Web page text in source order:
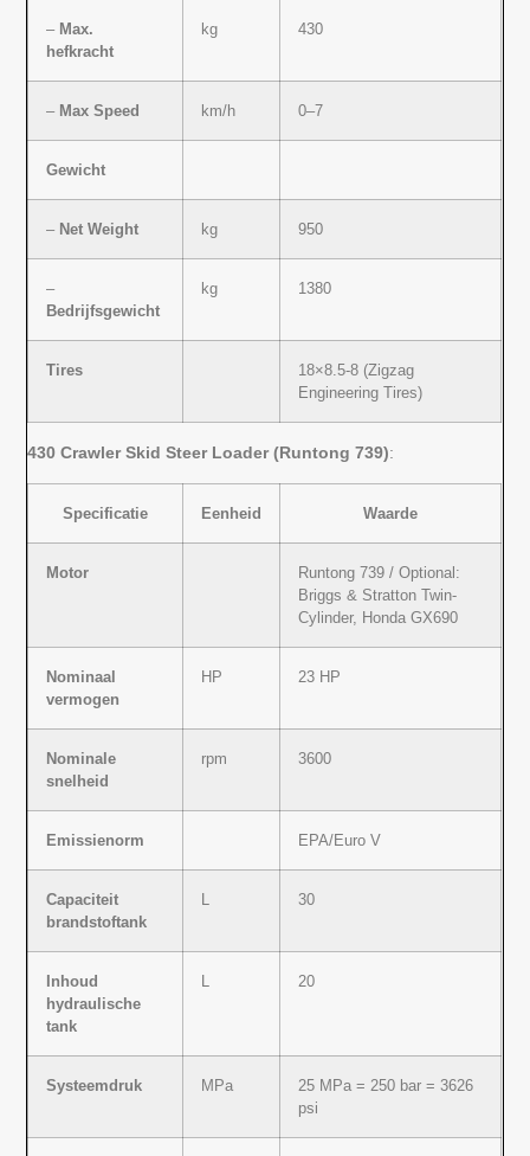
– Max.
hefkracht
kg 430
– Max Speed km/h 0–7
Gewicht
– Net Weight kg 950
–
Bedrijfsgewicht
kg 1380
Tires
18×8.5-8 (Zigzag
Engineering Tires)
430 Crawler Skid Steer Loader (Runtong 739):
Specificatie Eenheid Waarde
Motor
Runtong 739 / Optional:
Briggs & Stratton Twin-
Cylinder, Honda GX690
Nominaal
vermogen
HP 23 HP
Nominale
snelheid
rpm 3600
Emissienorm EPA/Euro V
Capaciteit
brandstoftank
L 30
Inhoud
hydraulische
tank
L 20
Systeemdruk MPa
25 MPa = 250 bar = 3626
psi